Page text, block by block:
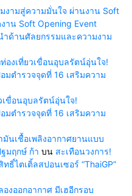
งามสู่ความมั่นใจ ผ่านงาน Soft
าน Soft Opening Event
ด้านศัลยกรรมและความงาม
องเที่ยวเขื่อนอุบลรัตน์อุ่นใจ!
ตำรวจจุดที่ 16 เสริมความ
เขื่อนอุบลรัตน์อุ่นใจ!
ตำรวจจุดที่ 16 เสริมความ
มันเชื้อเพลิงอากาศยานแบบ
มฤกษ์ ก้า บน สะเทือนวงการ!
ธิ์ไตเติ้ลสปอนเซอร์ “ThaiGP”
งออกอากาศ มีเฮอีกรอบ